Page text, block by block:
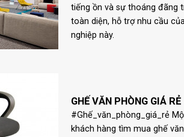
tiếng ồn và sự thoáng đãng
toàn diện, hỗ trợ nhu cầu
nghiệp này.
GHẾ VĂN PHÒNG GIÁ RẺ
#Ghế_văn_phòng_giá_rẻ
khách hàng tìm mua ghế